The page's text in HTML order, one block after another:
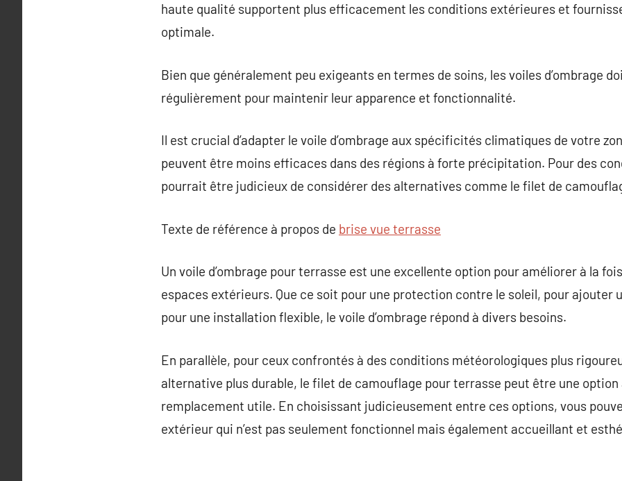
haute qualité supportent plus efficacement les conditions extérieures et
optimale.
Bien que généralement peu exigeants en termes de soins, les voiles d’ombrage
régulièrement pour maintenir leur apparence et fonctionnalité.
Il est crucial d’adapter le voile d’ombrage aux spécificités climatiques de votre
peuvent être moins efficaces dans des régions à forte précipitation. Pour des
pourrait être judicieux de considérer des alternatives comme le filet de
Texte de référence à propos de brise vue terrasse
Un voile d’ombrage pour terrasse est une excellente option pour améliorer à la
espaces extérieurs. Que ce soit pour une protection contre le soleil, pour ajouter
pour une installation flexible, le voile d’ombrage répond à divers besoins.
En parallèle, pour ceux confrontés à des conditions météorologiques plus
alternative plus durable, le filet de camouflage pour terrasse peut être une option
remplacement utile. En choisissant judicieusement entre ces options, vous
extérieur qui n’est pas seulement fonctionnel mais également accueillant et